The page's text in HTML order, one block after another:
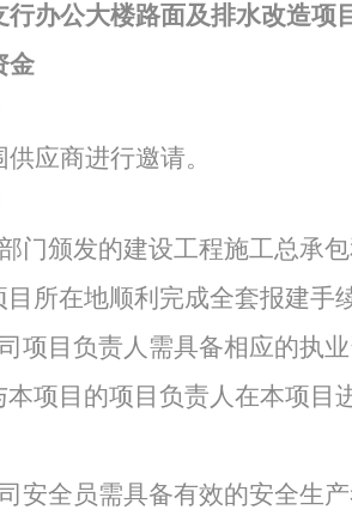
办公大楼路面及排水改造项
金
供应商进行邀请。
门颁发的建设工程施工总承
所在地顺利完成全套报建手
项目负责人需具备相应的执
项目的项目负责人在本项
安全员需具备有效的安全生